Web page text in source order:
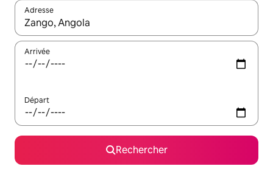
Adresse
Lorsque les résultats s'affichent, utilisez les flèches vers le
Arrivée
Départ
Rechercher